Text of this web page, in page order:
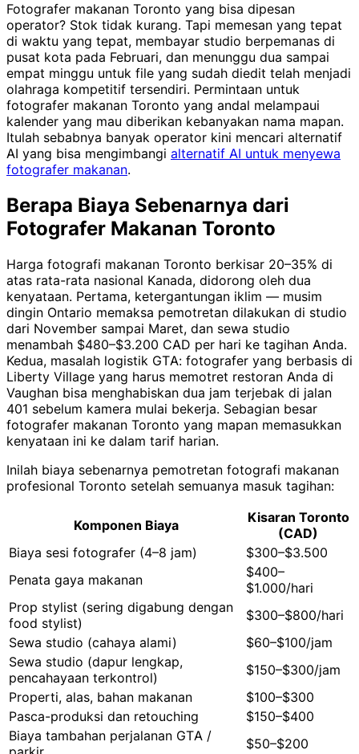
Fotografer makanan Toronto yang bisa dipesan
operator? Stok tidak kurang. Tapi memesan yang tepat
di waktu yang tepat, membayar studio berpemanas di
pusat kota pada Februari, dan menunggu dua sampai
empat minggu untuk file yang sudah diedit telah menjadi
olahraga kompetitif tersendiri. Permintaan untuk
fotografer makanan Toronto yang andal melampaui
kalender yang mau diberikan kebanyakan nama mapan.
Itulah sebabnya banyak operator kini mencari alternatif
AI yang bisa mengimbangi alternatif AI untuk menyewa
fotografer makanan.
Berapa Biaya Sebenarnya dari
Fotografer Makanan Toronto
Harga fotografi makanan Toronto berkisar 20–35% di
atas rata-rata nasional Kanada, didorong oleh dua
kenyataan. Pertama, ketergantungan iklim — musim
dingin Ontario memaksa pemotretan dilakukan di studio
dari November sampai Maret, dan sewa studio
menambah $480–$3.200 CAD per hari ke tagihan Anda.
Kedua, masalah logistik GTA: fotografer yang berbasis di
Liberty Village yang harus memotret restoran Anda di
Vaughan bisa menghabiskan dua jam terjebak di jalan
401 sebelum kamera mulai bekerja. Sebagian besar
fotografer makanan Toronto yang mapan memasukkan
kenyataan ini ke dalam tarif harian.
Inilah biaya sebenarnya pemotretan fotografi makanan
profesional Toronto setelah semuanya masuk tagihan:
Komponen Biaya
Kisaran Toronto
(CAD)
Biaya sesi fotografer (4–8 jam)
$300–$3.500
Penata gaya makanan
$400–
$1.000/hari
Prop stylist (sering digabung dengan
food stylist)
$300–$800/hari
Sewa studio (cahaya alami)
$60–$100/jam
Sewa studio (dapur lengkap,
pencahayaan terkontrol)
$150–$300/jam
Properti, alas, bahan makanan
$100–$300
Pasca-produksi dan retouching
$150–$400
Biaya tambahan perjalanan GTA /
$50–$200